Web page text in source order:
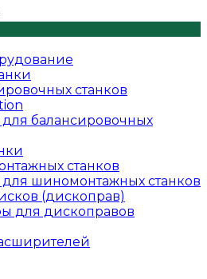
станков
балансировочных
станков
шиномонтажных станков
(дископрав)
для дископравов